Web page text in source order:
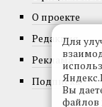
О проекте
Редакция
Реклама
Подписка
Для
Вы
файлов